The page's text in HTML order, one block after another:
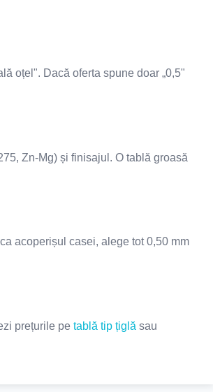
oțel". Dacă oferta spune doar „0,5"
Zn-Mg) și finisajul. O tablă groasă
acoperișul casei, alege tot 0,50 mm
prețurile pe tablă tip țiglă sau